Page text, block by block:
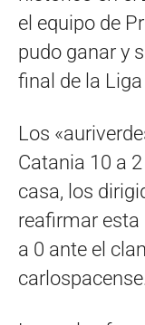
el equipo de
pudo ganar y
final de la
Los
Catania 10 a
casa, los
reafirmar esta
a 0 ante el